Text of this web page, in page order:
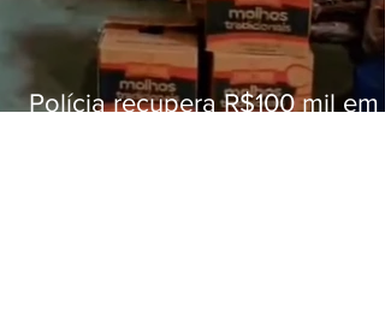
Polícia recupera R$100 mil em